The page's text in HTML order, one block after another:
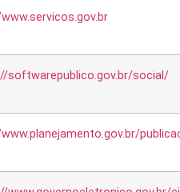
softwarepublico.gov.br/social/